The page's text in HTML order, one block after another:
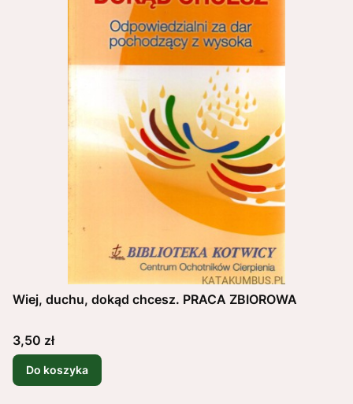
Wiej, duchu, dokąd chcesz. PRACA ZBIOROWA
Cena
3,50 zł
Do koszyka